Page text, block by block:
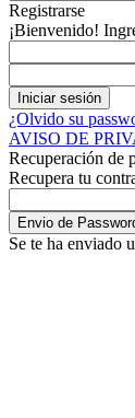
Registrarse
¡Bienvenido!
¿Olvido su
AVISO DE
Recuperación de
Recupera tu
Se te ha enviado